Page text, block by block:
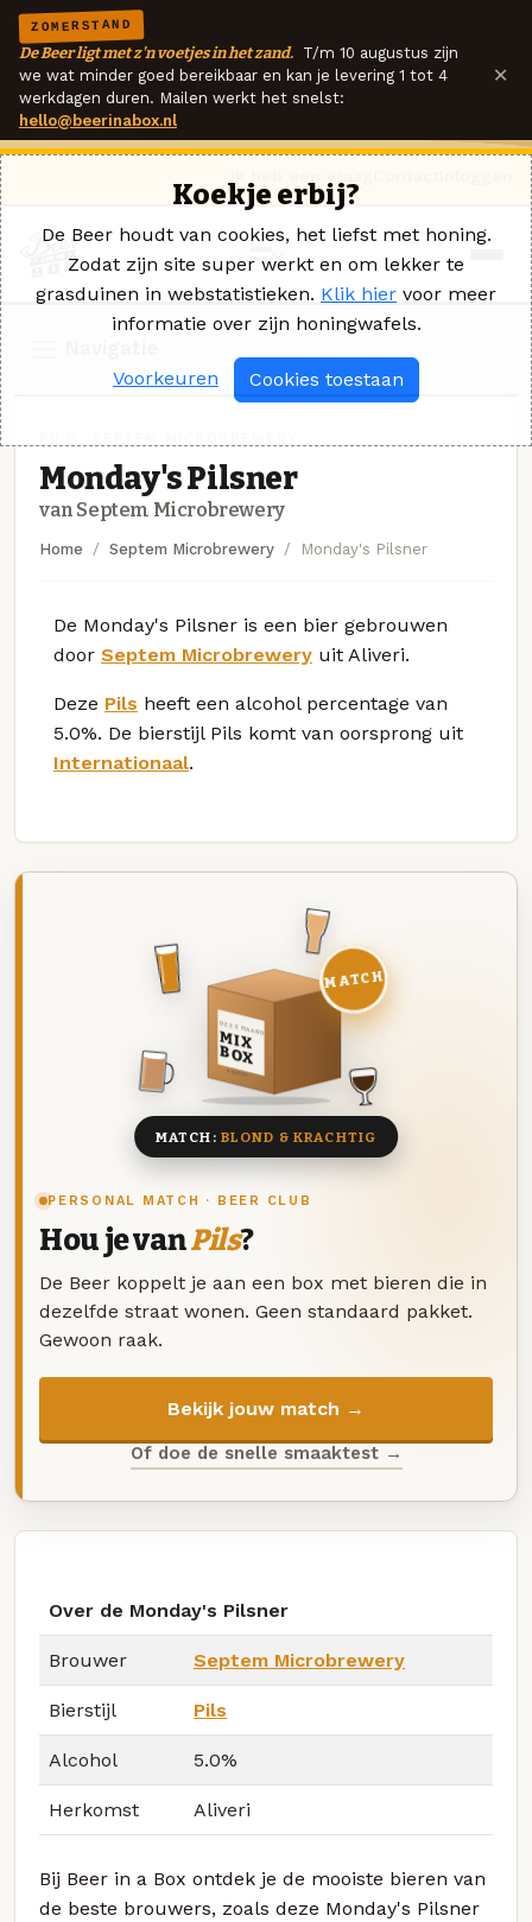
ZOMERSTAND
De Beer ligt met z'n voetjes in het zand. T/m 10 augustus zijn
we wat minder goed bereikbaar en kan je levering 1 tot 4
werkdagen duren. Mailen werkt het snelst:
hello@beerinabox.nl
×
Monday's Pilsner
van Septem Microbrewery
Home Septem Microbrewery Monday's Pilsner
De Monday's Pilsner is een bier gebrouwen
door Septem Microbrewery uit Aliveri.
Deze Pils heeft een alcohol percentage van
5.0%. De bierstijl Pils komt van oorsprong uit
Internationaal.
PERSONAL MATCH · BEER CLUB
Hou je vanPils?
De Beer koppelt je aan een box met bieren die in
dezelfde straat wonen. Geen standaard pakket.
Gewoon raak.
Bekijk jouw match →
Of doe de snelle smaaktest →
DEZE MAAND
MIX
BOX
8 BIEREN
MATCH
MATCH: BLOND & KRACHTIG
Over de Monday's Pilsner
Brouwer Septem Microbrewery
Bierstijl Pils
Alcohol 5.0%
Herkomst Aliveri
Bij Beer in a Box ontdek je de mooiste bieren van
de beste brouwers, zoals deze Monday's Pilsner
Koekje erbij?
De Beer houdt van cookies, het liefst met honing.
Zodat zijn site super werkt en om lekker te
grasduinen in webstatistieken. Klik hier voor meer
informatie over zijn honingwafels.
Voorkeuren Cookies toestaan